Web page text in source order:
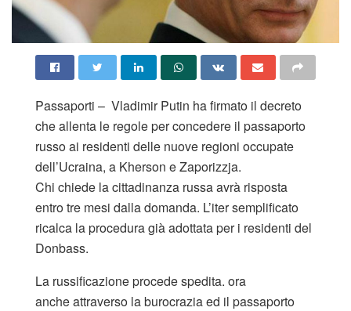
Passaporti – Vladimir Putin ha firmato il decreto
che allenta le regole per concedere il passaporto
russo ai residenti delle nuove regioni occupate
dell’Ucraina, a Kherson e Zaporizzja.
Chi chiede la cittadinanza russa avrà risposta
entro tre mesi dalla domanda. L’iter semplificato
ricalca la procedura già adottata per i residenti del
Donbass.
La russificazione procede spedita. ora
anche attraverso la burocrazia ed il passaporto